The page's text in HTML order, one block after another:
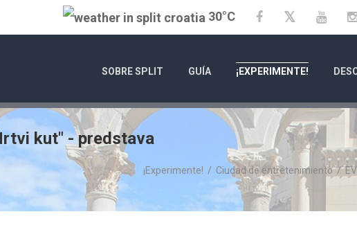
30°C FacebookTwitter
SOBRE SPLIT GUÍA ¡EXPERIMENTE!
kut" - predstava
¡Experimente! / Ciudad de entretenimiento/